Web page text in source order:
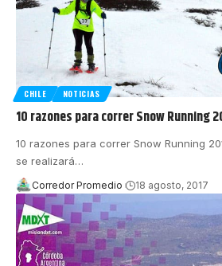
CHILE NOTICIAS
10 razones para correr Snow Running
10 razones para correr Snow Running
se realizará…
Corredor Promedio 18 agosto, 2017